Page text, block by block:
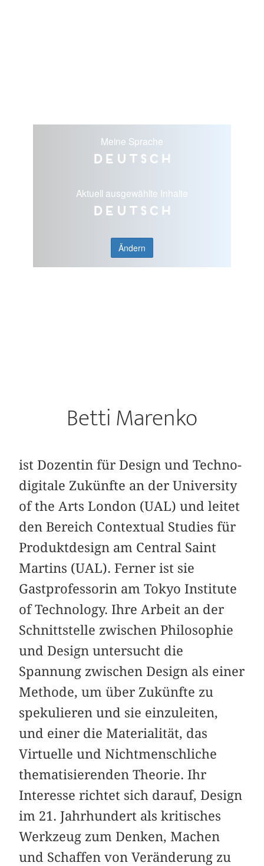
Meine Sprache
Deutsch
Aktuell ausgewählte Inhalte
Deutsch
Ändern
Betti Marenko
ist Dozentin für Design und Techno-
digitale Zukünfte an der University
of the Arts London (UAL) und leitet
den Bereich Contextual Studies für
Produktdesign am Central Saint
Martins (UAL). Ferner ist sie
Gastprofessorin am Tokyo Institute
of Technology. Ihre Arbeit an der
Schnittstelle zwischen Philosophie
und Design untersucht die
Spannung zwischen Design als einer
Methode, um über Zukünfte zu
spekulieren und sie einzuleiten,
und einer die Materialität, das
Virtuelle und Nichtmenschliche
thematisierenden Theorie. Ihr
Interesse richtet sich darauf, Design
im 21. Jahrhundert als kritisches
Werkzeug zum Denken, Machen
und Schaffen von Veränderung zu